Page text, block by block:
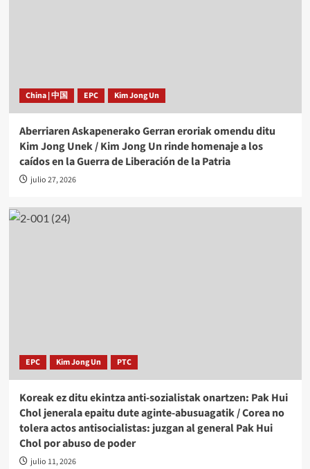
China | 中国 EPC Kim Jong Un
Aberriaren Askapenerako Gerran eroriak omendu ditu
Kim Jong Unek / Kim Jong Un rinde homenaje a los
caídos en la Guerra de Liberación de la Patria
julio 27, 2026
EPC Kim Jong Un PTC
Koreak ez ditu ekintza anti-sozialistak onartzen: Pak Hui
Chol jenerala epaitu dute aginte-abusuagatik / Corea no
tolera actos antisocialistas: juzgan al general Pak Hui
Chol por abuso de poder
julio 11, 2026